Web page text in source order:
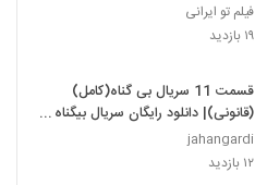
فیلم تو ایرانی
۱۹ بازدید
قسمت 11 سریال بی گناه(کامل)
(قانونی)| دانلود رایگان سریال بیگناه
(online)(HD)
jahangardi
۱۲ بازدید